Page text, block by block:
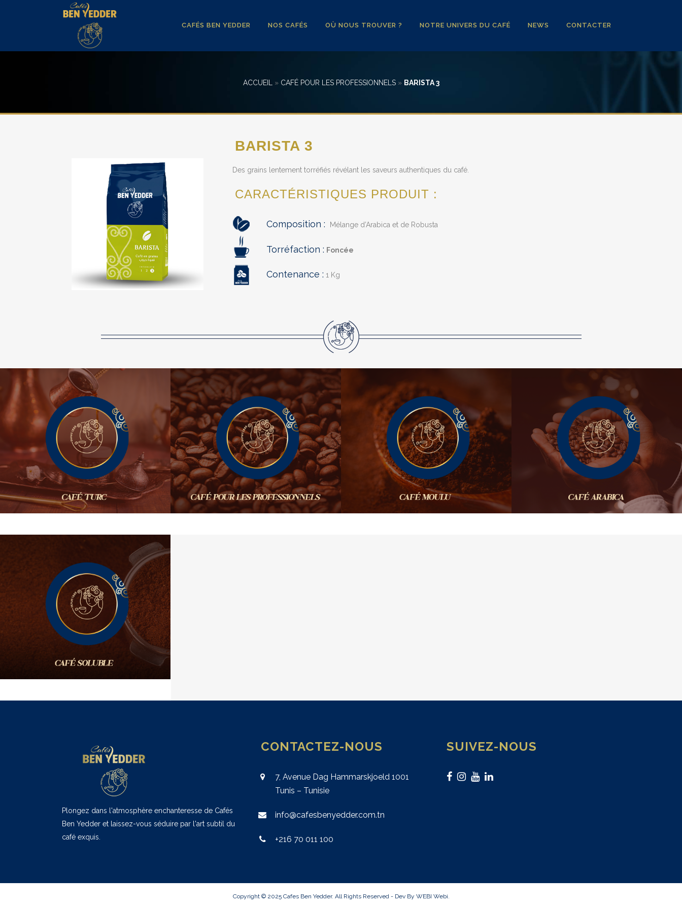
CAFÉS BEN YEDDER NOS CAFÉS OÙ NOUS TROUVER ? NOTRE UNIVERS DU CAFÉ NEWS CONTACTER
ACCUEIL » CAFÉ POUR LES PROFESSIONNELS» BARISTA 3
BARISTA 3
Des grains lentement torréfiés révélant les saveurs authentiques du café.
CARACTÉRISTIQUES PRODUIT :
Composition : Mélange d’Arabica et de Robusta
Torréfaction : Foncée
Contenance : 1 Kg
Plongez dans l'atmosphère enchanteresse de Cafés
Ben Yedder et laissez-vous séduire par l'art subtil du
café exquis.
CONTACTEZ-NOUS
7, Avenue Dag Hammarskjoeld 1001
Tunis – Tunisie
info@cafesbenyedder.com.tn
+216 70 011 100
SUIVEZ-NOUS
Copyright © 2025 Cafes Ben Yedder. All Rights Reserved - Dev By WEBI Webi.